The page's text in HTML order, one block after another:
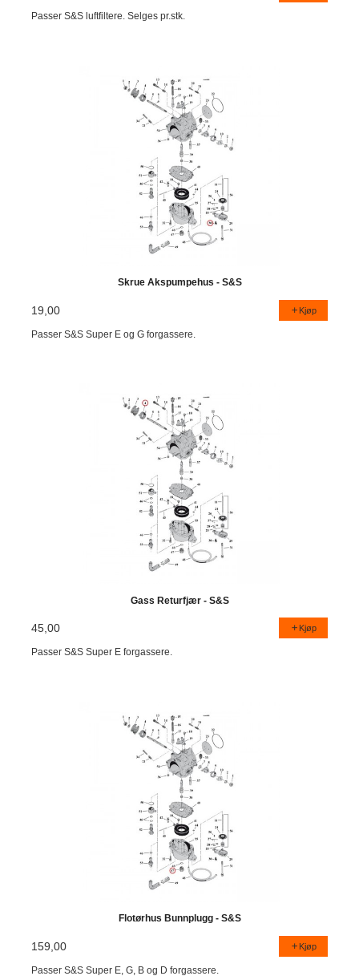
Passer S&S luftfiltere. Selges pr.stk.
Skrue Akspumpehus - S&S
19,00 Kjøp
Passer S&S Super E og G forgassere.
Gass Returfjær - S&S
45,00 Kjøp
Passer S&S Super E forgassere.
Flotørhus Bunnplugg - S&S
159,00 Kjøp
Passer S&S Super E, G, B og D forgassere.